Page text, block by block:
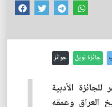
جائزة نوبل جوائز
الأدبية
العراق وعمقه